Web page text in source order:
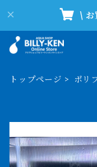
\ お
トップページ ポリ